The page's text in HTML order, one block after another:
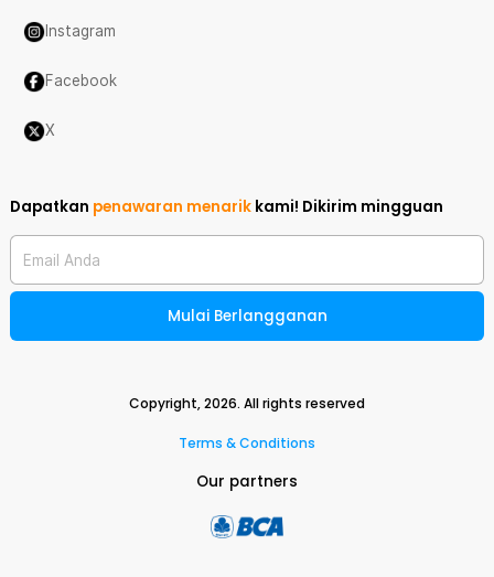
Instagram
Facebook
X
Dapatkan penawaran menarik kami! Dikirim mingguan
Email Anda
Mulai Berlangganan
Copyright,2026. All rights reserved
Terms & Conditions
Our partners